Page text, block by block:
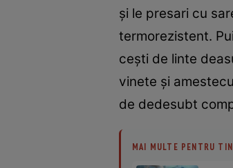
şi le presari cu
termorezistent.
ceşti de linte
vinete şi
de dedesubt
MAI MULTE PENTRU